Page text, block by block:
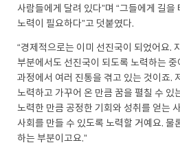
사람들에게 달려 있다”며 “그들에게 길을
노력이 필요하다”고 덧붙였다.
“경제적으로는 이미 선진국이 되었어요.
부분에서도 선진국이 되도록 노력하는 중
과정에서 여러 진통을 겪고 있는 것이죠.
노력하고 가꾸어 온 만큼 꿈을 펼칠 수 있
노력한 만큼 공정한 기회와 성취를 얻는
사회를 만들 수 있도록 노력할 거예요. 물
하는 부분이고요.”